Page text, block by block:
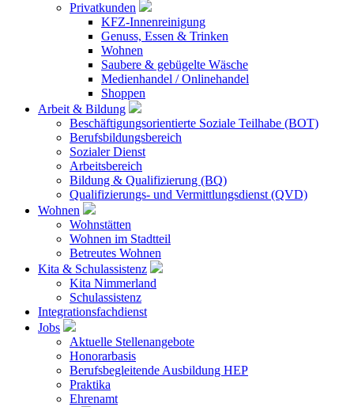
Privatkunden
KFZ-Innenreinigung
Genuss, Essen & Trinken
Wohnen
Saubere & gebügelte Wäsche
Medienhandel / Onlinehandel
Shoppen
Arbeit & Bildung
Beschäftigungsorientierte Soziale Teilhabe (BOT)
Berufsbildungsbereich
Sozialer Dienst
Arbeitsbereich
Bildung & Qualifizierung (BQ)
Qualifizierungs- und Vermittlungsdienst (QVD)
Wohnen
Wohnstätten
Wohnen im Stadtteil
Betreutes Wohnen
Kita & Schulassistenz
Kita Nimmerland
Schulassistenz
Integrationsfachdienst
Jobs
Aktuelle Stellenangebote
Honorarbasis
Berufsbegleitende Ausbildung HEP
Praktika
Ehrenamt